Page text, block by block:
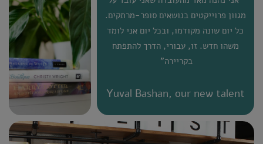
מגוון פרוייקטים בנושאים סופר-מרתקים.
כל יום שונה מקודמו, ובכל יום אני לומד
משהו חדש. זו, עבורי, הדרך להתפתח
בקריירה"
Yuval Bashan, our new talent